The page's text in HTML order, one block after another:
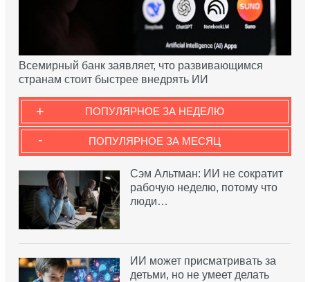
Всемирный банк заявляет, что развивающимся
странам стоит быстрее внедрять ИИ
ПОПУЛЯРНОЕ ЗА НЕДЕЛЮ
+
ПОПУЛЯРНОЕ ЗА МЕСЯЦ
-
Сэм Альтман: ИИ не сократит
рабочую неделю, потому что
люди…
ИИ может присматривать за
детьми, но не умеет делать